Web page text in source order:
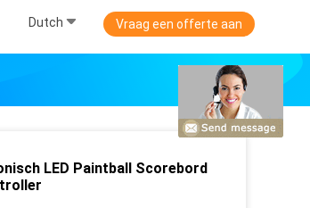
Dutch Vraag een offerte aan
LED Paintball Scorebord